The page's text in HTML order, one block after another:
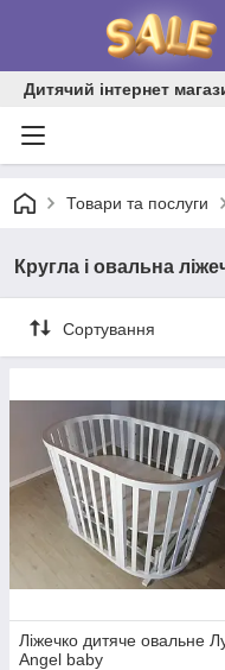
Дитячий інтернет
Товари та послуги
Кругла і овальна
Сортування
Ліжечко дитяче овальне
Angel baby